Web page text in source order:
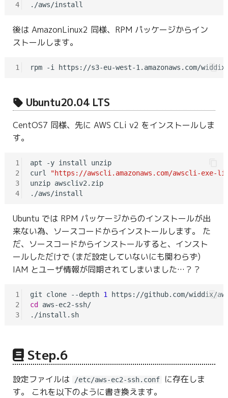
4
後は AmazonLinux2 同様、RPM パッケージからイン
ストールします。
1
Ubuntu20.04 LTS
CentOS7 同様、先に AWS CLi v2 をインストールしま
す。
1
2
3
4
apt -y install unzip
curl
"https://awscli.amazonaws.com/awscli-exe-
unzip awscliv2.zip
Ubuntu では RPM パッケージからのインストールが出
来ない為、ソースコードからインストールします。 た
だ、ソースコードからインストールすると、インスト
ールしただけで (まだ設定していないにも関わらず)
IAM とユーザ情報が同期されてしまいました…？？
1
2
3
git clone --depth 1
cd
aws-ec2-ssh/
./install.sh
Step.6
設定ファイルは /etc/aws-ec2-ssh.conf
に存在しま
す。 これを以下のように書き換えます。